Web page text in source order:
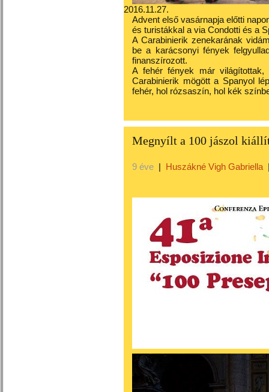
2016.11.27.
Advent első vasárnapja előtti
és turistákkal a via Condotti és a
A Carabinierik zenekarának
be a karácsonyi fények
finanszírozott.
A fehér fények már
Carabinierik mögött a Spanyol
fehér, hol rózsaszín, hol kék
Megnyílt a 100 jászol
9 éve | Huszákné Vigh Gabriella